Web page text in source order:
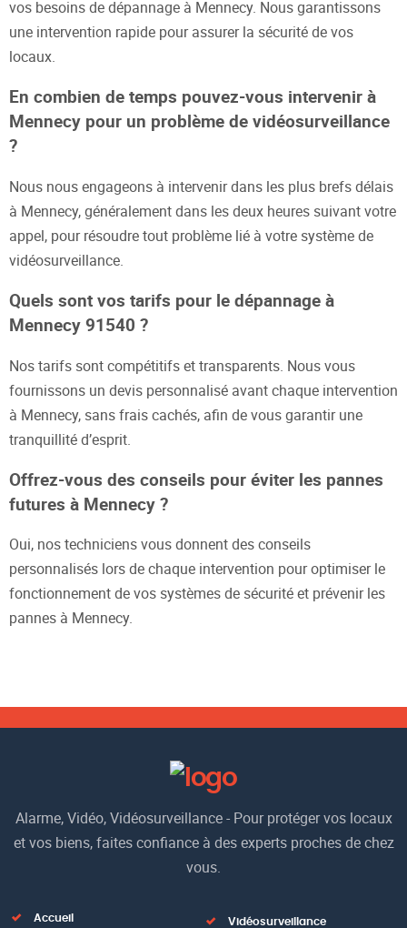
vos besoins de dépannage à Mennecy. Nous garantissons
une intervention rapide pour assurer la sécurité de vos
locaux.
En combien de temps pouvez-vous intervenir à
Mennecy pour un problème de vidéosurveillance
?
Nous nous engageons à intervenir dans les plus brefs délais
à Mennecy, généralement dans les deux heures suivant votre
appel, pour résoudre tout problème lié à votre système de
vidéosurveillance.
Quels sont vos tarifs pour le dépannage à
Mennecy 91540 ?
Nos tarifs sont compétitifs et transparents. Nous vous
fournissons un devis personnalisé avant chaque intervention
à Mennecy, sans frais cachés, afin de vous garantir une
tranquillité d’esprit.
Offrez-vous des conseils pour éviter les pannes
futures à Mennecy ?
Oui, nos techniciens vous donnent des conseils
personnalisés lors de chaque intervention pour optimiser le
fonctionnement de vos systèmes de sécurité et prévenir les
pannes à Mennecy.
Alarme, Vidéo, Vidéosurveillance - Pour protéger vos locaux
et vos biens, faites confiance à des experts proches de chez
vous.
Accueil Vidéosurveillance